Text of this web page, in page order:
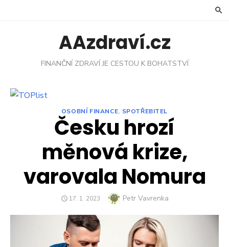
AAzdraví.cz
FINANČNÍ ZDRAVÍ JE CESTOU K BOHATSTVÍ
OSOBNÍ FINANCE, SPOTŘEBITEL
Česku hrozí
měnová krize,
varovala Nomura
POSTED
17. 1. 2023 Author
Petr Vavrenka